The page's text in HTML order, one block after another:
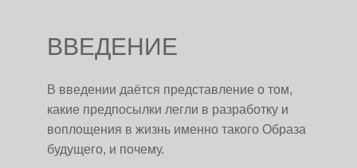
ВВЕДЕНИЕ
В введении даётся представление о том,
какие предпосылки легли в разработку и
воплощения в жизнь именно такого Образа
будущего, и почему.